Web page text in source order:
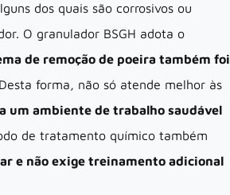
dos quais são corrosivos ou
O granulador BSGH adota o
de remoção de poeira também foi
Desta forma, não só atende melhor às
um ambiente de trabalho saudável
de tratamento químico também
e não exige treinamento adicional